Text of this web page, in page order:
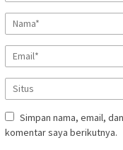
Simpan nama, email,
komentar saya berikutnya.